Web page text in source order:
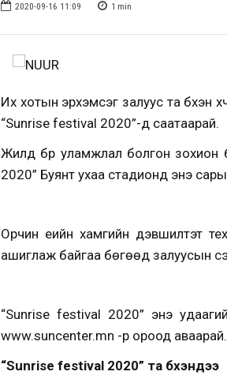
2020-09-16 11:09 1 min
Их хотын эрхэмсэг залуус та бүхэн
“Sunrise festival 2020”-д саатаарай.
Жилд бүр уламжлал болгон зохион
2020” Буянт ухаа стадионд энэ
Орчин үеийн хамгийн дэвшилтэт
ашиглаж байгаа бөгөөд залуусын
“Sunrise festival 2020” энэ
www.suncenter.mn -рүү ороод аваарай.
“Sunrise festival 2020” та бүхэндээ